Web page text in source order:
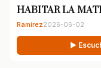
HABITAR LA
Ramírez2026-06-02
▶